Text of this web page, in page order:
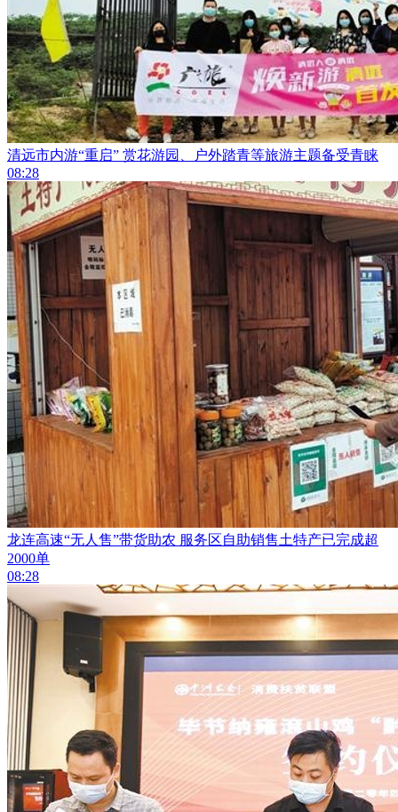
清远市内游“重启” 赏花游园、户外踏青等旅游主题备受青睐
08:28
龙连高速“无人售”带货助农 服务区自助销售土特产已完成超
2000单
08:28